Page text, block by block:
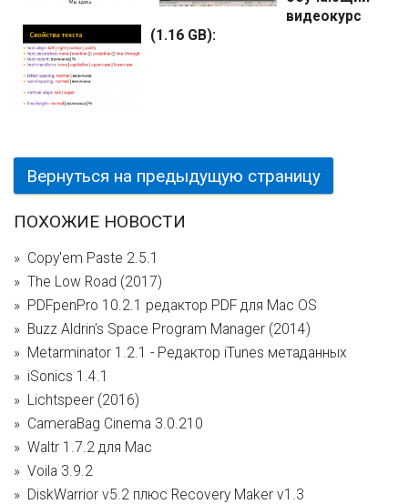
видеокурс
(1.16 GB):
Вернуться на предыдущую страницу
ПОХОЖИЕ НОВОСТИ
Copy'em Paste 2.5.1
The Low Road (2017)
PDFpenPro 10.2.1 редактор PDF для Mac OS
Buzz Aldrin's Space Program Manager (2014)
Metarminator 1.2.1 - Редактор iTunes метаданных
iSonics 1.4.1
Lichtspeer (2016)
CameraBag Cinema 3.0.210
Waltr 1.7.2 для Mac
Voila 3.9.2
DiskWarrior v5.2 плюс Recovery Maker v1.3